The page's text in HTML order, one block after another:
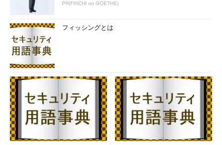
どうしてこんなことが起こったのかというと、Chrome拡張機
能の作者のアカウントが攻撃を受けたわけではなく、たくさんの
ユーザーを持つChrome拡張機能の権利を作者から購入する人が
こうした買い取りオファーを受けた人の声もありました。
なお、この問題が発覚した後にmala（@bulkneets）氏が調査
を行い、原因の究明と不正なChrome拡張機能についてのGoogle
への報告が行われました。その結果、報告された不正なChrome
拡張機能のほとんどが今は削除済みになっているようですが、原
PR(FINCHI on GOETHE)
フィッシングとは